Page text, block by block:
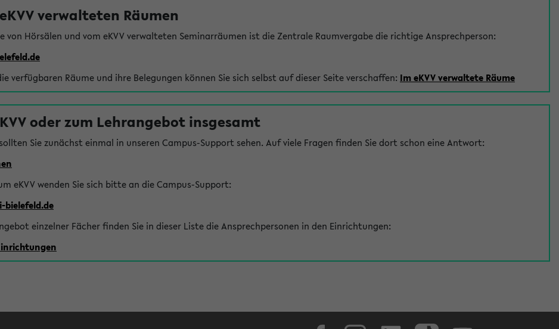
verwalteten Räumen
von Hörsälen und vom eKVV verwalteten Seminarräumen ist die Zentrale Raumvergabe die richtige Ansprechperson:
verfügbaren Räume und ihre Belegungen können Sie sich selbst auf dieser Seite verschaffen: Im eKVV verwaltete Räume
oder zum Lehrangebot insgesamt
Sie zunächst einmal in unseren Campus-Support sehen. Auf viele Fragen finden Sie dort schon eine Antwort:
eKVV wenden Sie sich bitte an die Campus-Support:
bielefeld.de
einzelner Fächer finden Sie in dieser Liste die Ansprechpersonen in den Einrichtungen: